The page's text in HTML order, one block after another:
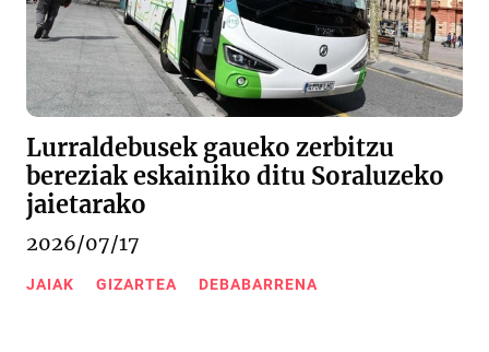
Lurraldebusek gaueko zerbitzu
bereziak eskainiko ditu Soraluzeko
jaietarako
2026/07/17
JAIAK GIZARTEA DEBABARRENA